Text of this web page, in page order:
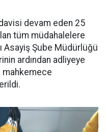
devam eden 25
tüm müdahalelere
Asayiş Şube Müdürlüğü
ardından adliyeye
mahkemece